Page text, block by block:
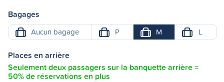
Bagages
Aucun bagage P M L
Places en arrière
Seulement deux passagers sur la banquette arrière =
50% de réservations en plus